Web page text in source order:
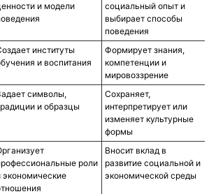
и модели
социальный опыт и
выбирает способы
поведения
институты
и воспитания
Формирует знания,
компетенции и
мировоззрение
символы,
и образцы
Сохраняет,
интерпретирует или
изменяет культурные
формы
роли
экономические
Вносит вклад в
развитие социальной и
экономической среды